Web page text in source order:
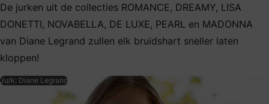
De jurken uit de collecties ROMANCE, DREAMY, LISA
De jurken uit de collecties ROMANCE, DREAMY, LISA
DONETTI, NOVABELLA, DE LUXE, PEARL en MADONNA
van Diane Legrand zullen elk bruidshart sneller laten
kloppen!
Jurk: Diane Legrand